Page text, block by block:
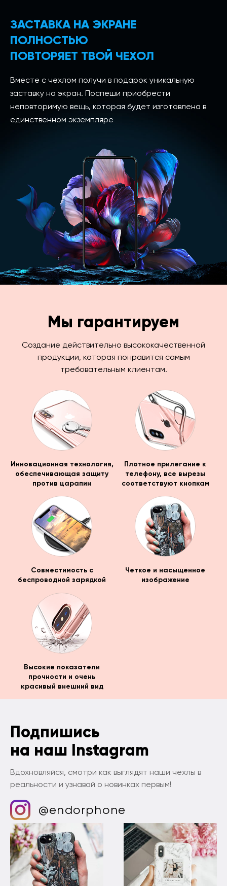
ЗАСТАВКА НА ЭКРАНЕ
ПОЛНОСТЬЮ
ПОВТОРЯЕТ ТВОЙ ЧЕХОЛ
Вместе с чехлом получи в подарок уникальную
заставку на экран. Поспеши приобрести
неповторимую вещь, которая будет изготовлена в
единственном экземпляре
Мы гарантируем
Создание действительно высококачественной
продукции, которая понравится самым
требовательным клиентам.
Инновационная технология,
обеспечивающая защиту
против царапин
Плотное прилегание к
телефону, все вырезы
соответствуют кнопкам
Совместимость с
беспроводной зарядкой
Четкое и насыщенное
изображение
Высокие показатели
прочности и очень
красивый внешний вид
Подпишись
на наш Instagram
Вдохновляйся, смотри как выглядят наши чехлы в
реальности и узнавай о новинках первым!
@endorphone